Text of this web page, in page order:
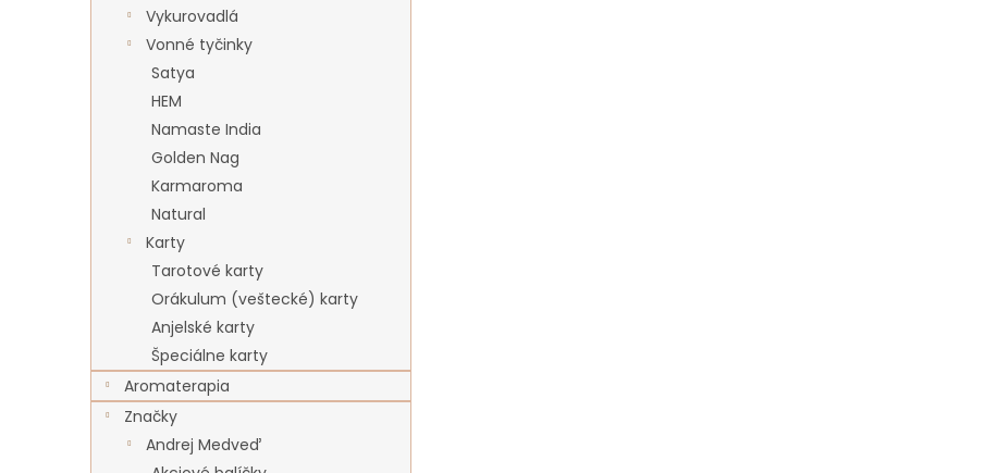
Vykurovadlá
Vonné tyčinky
Satya
HEM
Namaste India
Golden Nag
Karmaroma
Natural
Karty
Tarotové karty
Orákulum (veštecké) karty
Anjelské karty
Špeciálne karty
Aromaterapia
Značky
Andrej Medveď